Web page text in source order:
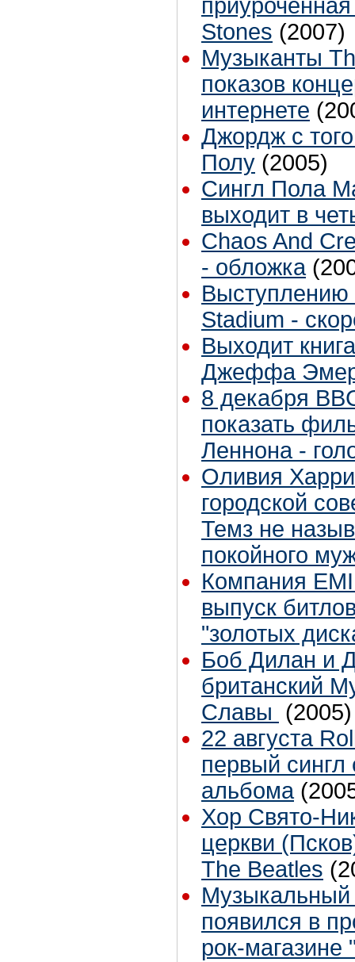
Stones (2007)
Музыканты
показов
интернете
Джордж с
Полу (2005)
Cингл Пола
выходит в
Chaos And
- обложка
Выступлению
Stadium -
Выходит
Джеффа
8 декабря
показать
Леннона -
Оливия
городской
Темз не
покойного
Компания
выпуск
"золотых
Боб Дилан и
британский
Славы (2005)
22 августа
первый сингл
альбома
Хор Свято-
церкви
The Beatles
появился в
рок-магазине